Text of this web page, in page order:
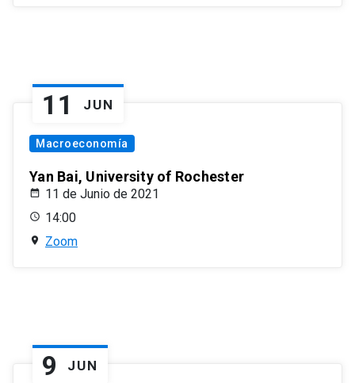
11 JUN
Macroeconomía
Yan Bai, University of Rochester
11 de Junio de 2021
14:00
Zoom
9 JUN